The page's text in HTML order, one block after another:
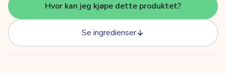
Hvor kan jeg kjøpe dette produktet?
Se ingredienser